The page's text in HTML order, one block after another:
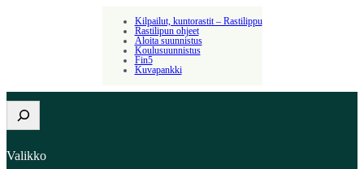
Kilpailut, kuntorastit – Rastilippu
Rastilipun ohjeet
Aloita suunnistus
Koulusuunnistus
Fin5
Kuvapankki
Etsi
Valikko